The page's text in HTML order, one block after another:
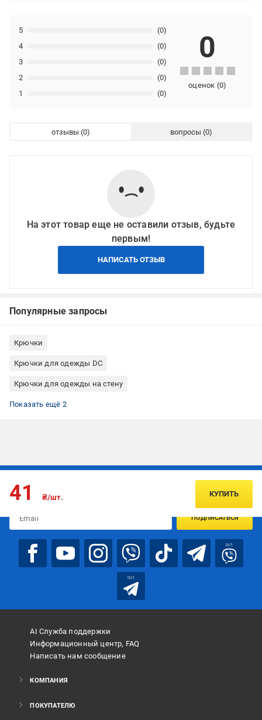
1 (0)
2 (0)
3 (0)
4 (0)
5 (0)
0
оценок (0)
отзывы вопросы
На этот товар еще не оставили отзыв, будьте
первым!
НАПИСАТЬ ОТЗЫВ
Популярные запросы
Крючки
Крючки для одежды DC
Крючки для одежды на стену
Крючки для одежды для шкафа
Крючки для одежды металл
Показать ещё 2
41 ₴/шт. КУПИТЬ
Подписывайтесь, чтобы узнавать первым об акцияx и
ПОДПИСАТЬСЯ
bot
bot
AI Служба поддержки
Информационный центр, FAQ
Написать нам сообщение
КОМПАНИЯ
ПОКУПАТЕЛЮ